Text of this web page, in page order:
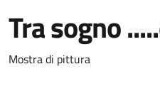
Tra sogno
Mostra di pittura